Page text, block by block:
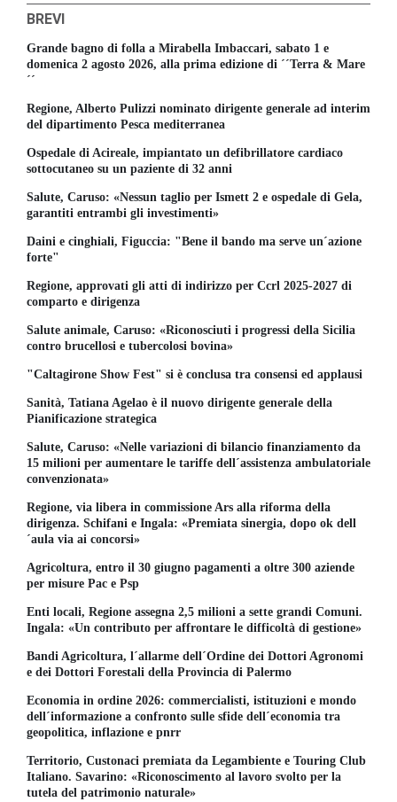
BREVI
Grande bagno di folla a Mirabella Imbaccari, sabato 1 e
domenica 2 agosto 2026, alla prima edizione di ´´Terra & Mare
´´
Regione, Alberto Pulizzi nominato dirigente generale ad interim
del dipartimento Pesca mediterranea
Ospedale di Acireale, impiantato un defibrillatore cardiaco
sottocutaneo su un paziente di 32 anni
Salute, Caruso: «Nessun taglio per Ismett 2 e ospedale di Gela,
garantiti entrambi gli investimenti»
Daini e cinghiali, Figuccia: "Bene il bando ma serve un´azione
forte"
Regione, approvati gli atti di indirizzo per Ccrl 2025-2027 di
comparto e dirigenza
Salute animale, Caruso: «Riconosciuti i progressi della Sicilia
contro brucellosi e tubercolosi bovina»
"Caltagirone Show Fest" si è conclusa tra consensi ed applausi
Sanità, Tatiana Agelao è il nuovo dirigente generale della
Pianificazione strategica
Salute, Caruso: «Nelle variazioni di bilancio finanziamento da
15 milioni per aumentare le tariffe dell´assistenza ambulatoriale
convenzionata»
Regione, via libera in commissione Ars alla riforma della
dirigenza. Schifani e Ingala: «Premiata sinergia, dopo ok dell
´aula via ai concorsi»
Agricoltura, entro il 30 giugno pagamenti a oltre 300 aziende
per misure Pac e Psp
Enti locali, Regione assegna 2,5 milioni a sette grandi Comuni.
Ingala: «Un contributo per affrontare le difficoltà di gestione»
Bandi Agricoltura, l´allarme dell´Ordine dei Dottori Agronomi
e dei Dottori Forestali della Provincia di Palermo
Economia in ordine 2026: commercialisti, istituzioni e mondo
dell´informazione a confronto sulle sfide dell´economia tra
geopolitica, inflazione e pnrr
Territorio, Custonaci premiata da Legambiente e Touring Club
Italiano. Savarino: «Riconoscimento al lavoro svolto per la
tutela del patrimonio naturale»